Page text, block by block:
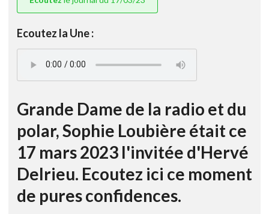
Ecoutez la Une :
Grande Dame de la radio et du
polar, Sophie Loubière était ce
17 mars 2023 l'invitée d'Hervé
Delrieu. Ecoutez ici ce moment
de pures confidences.